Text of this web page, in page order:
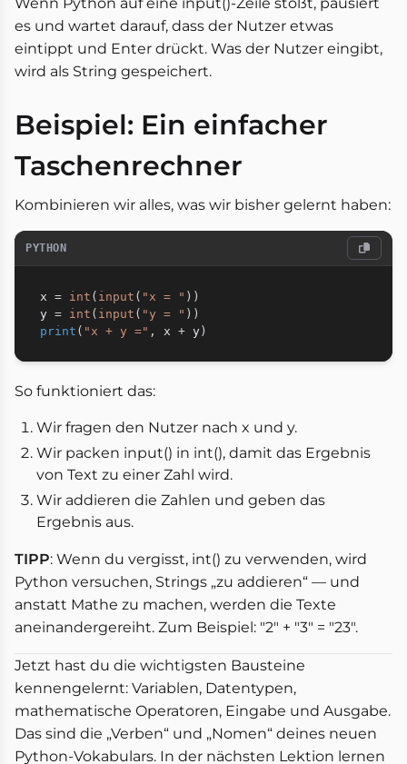
es und wartet darauf, dass der Nutzer etwas
eintippt und Enter drückt. Was der Nutzer eingibt,
wird als String gespeichert.
Beispiel: Ein einfacher
Taschenrechner
Kombinieren wir alles, was wir bisher gelernt haben:
PYTHON
x = int ( input ( "x = " ) )
y = int ( input ( "y = " ) )
print ( "x + y =" , x + y )
So funktioniert das:
Wir fragen den Nutzer nach x und y.
Wir packen input() in int(), damit das Ergebnis
von Text zu einer Zahl wird.
Wir addieren die Zahlen und geben das
Ergebnis aus.
TIPP: Wenn du vergisst, int() zu verwenden, wird
Python versuchen, Strings „zu addieren“ — und
anstatt Mathe zu machen, werden die Texte
aneinandergereiht. Zum Beispiel: "2" + "3" = "23".
Jetzt hast du die wichtigsten Bausteine
kennengelernt: Variablen, Datentypen,
mathematische Operatoren, Eingabe und Ausgabe.
Das sind die „Verben“ und „Nomen“ deines neuen
Python-Vokabulars. In der nächsten Lektion lernen